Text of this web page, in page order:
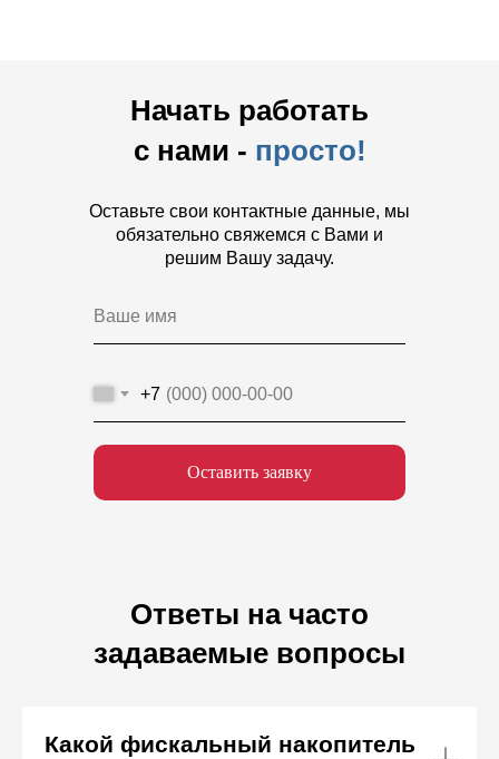
Начать работать
с нами - просто!
Оставьте свои контактные данные, мы
обязательно свяжемся с Вами и
решим Вашу задачу.
+7
Оставить заявку
Ответы на часто
задаваемые вопросы
Какой фискальный накопитель